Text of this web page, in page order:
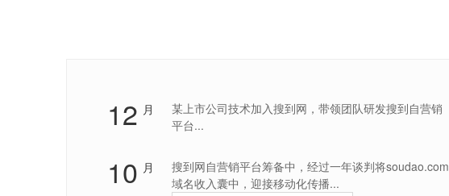
12 月
某上市公司技术加入搜到网，带领团队研发搜到自营销
平台...
10 月
搜到网自营销平台筹备中，经过一年谈判将soudao.com
域名收入囊中，迎接移动化传播...